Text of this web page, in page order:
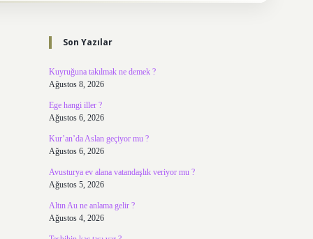
Sidebar
Son Yazılar
Kuyruğuna takılmak ne demek ?
Ağustos 8, 2026
Ege hangi iller ?
Ağustos 6, 2026
Kur’an’da Aslan geçiyor mu ?
Ağustos 6, 2026
Avusturya ev alana vatandaşlık veriyor mu ?
Ağustos 5, 2026
Altın Au ne anlama gelir ?
Ağustos 4, 2026